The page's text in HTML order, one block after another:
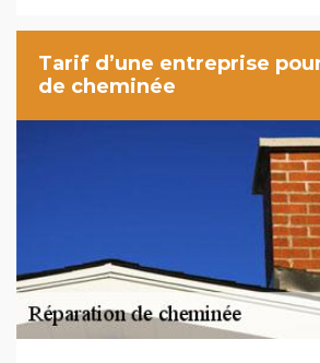
Tarif d’une entreprise
de cheminée